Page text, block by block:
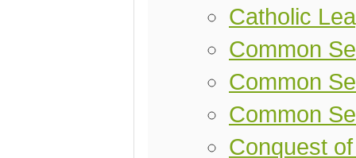
Catholic
Common
Common
Common
Conquest